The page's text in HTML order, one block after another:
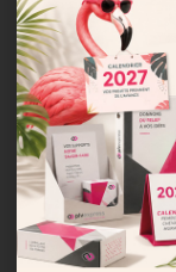
Pour
véritable
bonnes
Première
suivre
Cela
votre